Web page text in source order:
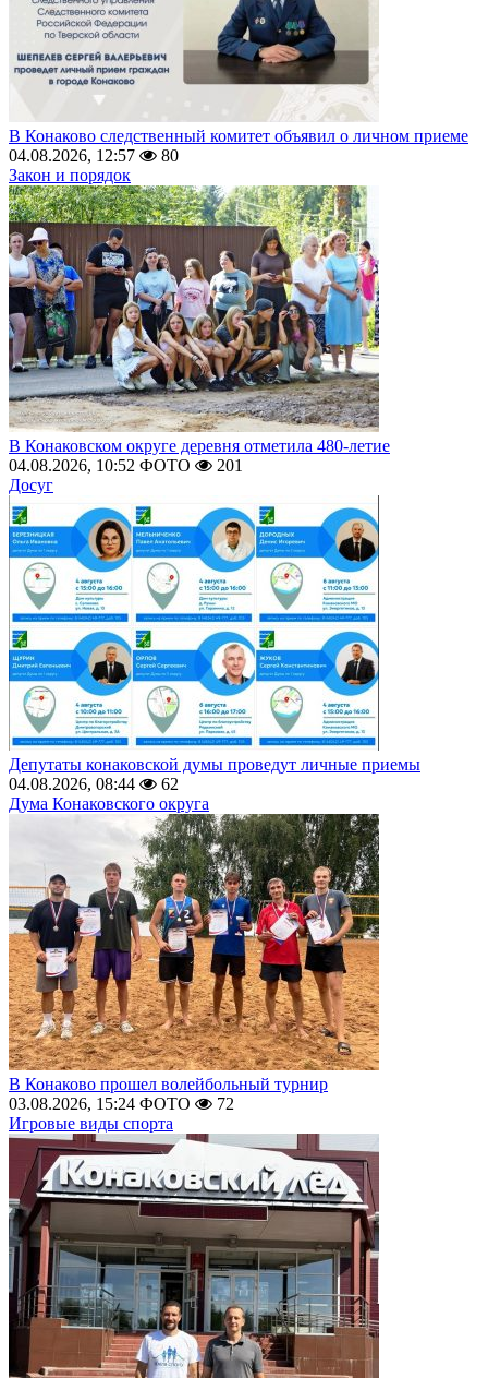
В Конаково следственный комитет объявил о личном приеме
04.08.2026, 12:57
80
Закон и порядок
В Конаковском округе деревня отметила 480-летие
04.08.2026, 10:52 ФОТО
201
Досуг
Депутаты конаковской думы проведут личные приемы
04.08.2026, 08:44
62
Дума Конаковского округа
В Конаково прошел волейбольный турнир
03.08.2026, 15:24 ФОТО
72
Игровые виды спорта